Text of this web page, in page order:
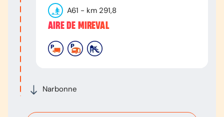
Narbonne
A61 - km 291,8
AIRE DE MIREVAL